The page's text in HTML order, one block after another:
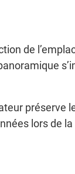
de
préserve
lors de